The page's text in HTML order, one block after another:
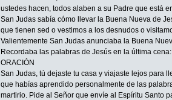
ustedes hacen, todos alaben a su Padre que está
San Judas sabía cómo llevar la Buena Nueva de
que tienen sed o vestimos a los desnudos o
Valientemente San Judas anunciaba la Buena
Recordaba las palabras de Jesús en la última
ORACIÓN
San Judas, tú dejaste tu casa y viajaste lejos para
que habías aprendido personalmente de las
martirio. Pide al Señor que envíe al Espíritu Santo